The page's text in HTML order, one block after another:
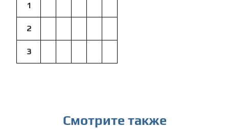
1
2
3
Смотрите также